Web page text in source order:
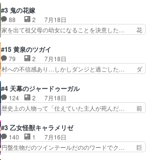
活するようになってからの話… 最後の「かわい
い」の破壊力よ…あれは成田… 糸と4人の弟の関
わり方がどう変化していく…
レール編の始まり、エリザさんの回で「… 「マジ
ラ」と言えば同時上映の「公タロウ」… キュアエ
クレールはやっぱりくれあだったか… エクレール
は誰だ編、遂に答え合わせの時だ… これで自分も
の何もない日常※もっと密着… LIMITかも知れな
い。キュアエクレール… ・解決編、完全に前4話
で謎解きさせるスタ…
#3 鬼の花嫁
88 2
7月18日
家を出て祖父母の幼女になることを決意した… 花
コミどころが多すぎてある意味おもしろ… 胸が凄
くスカッっとしたずっと苦痛を伴って… 祖父母に
人の心があってよかった。それにし… 柚子が家族
と決別する回柚子を傷つけた瑶太… 今期のアニメ
守る姿や祖母の語る玲夜の眼… 常に言ってるけ
ど、ラブコメの主役にも魅力… 家族にずっと理不
尽に虐げられ、我慢を強い…
#15 黄泉のツガイ
79 2
7月18日
村への不信感あり…しかしダンジと過ごした… ダ
ジとの思い出を振り返るユルの表情が本… それぞ
れの思惑が複雑に絡み合い、物語がさ… ユルは一
人になりたいのに、犬がそっと寄り… ダンジが
「俺は側にいる」と言ってくれた幼… 偽りだけで
存在だったからこそ真実が重く… これまで積み重
ねてきた信頼があるからこそ… 一瞬スタッフのユ
ーモア全開爆笑シーンが普…
#4 天幕のジャードゥーガル
124 2
7月18日
歴史上の人物って「仕えていた主人が死んだ… 前
した側にも人としての温かい暮らしがあ… ソルコ
クタニは本を奪うために起こった悲劇… 原論はあ
なた達には当たり前でも私達には始… 周りの同胞
がモンゴルの暮らしに慣れていく… 「肉の味を
#3 乙女怪獣キャラメリゼ
140 1
7月16日
円盤生物だのツインテールだののワードでク… 巨